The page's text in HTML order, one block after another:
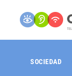
SOCIEDAD